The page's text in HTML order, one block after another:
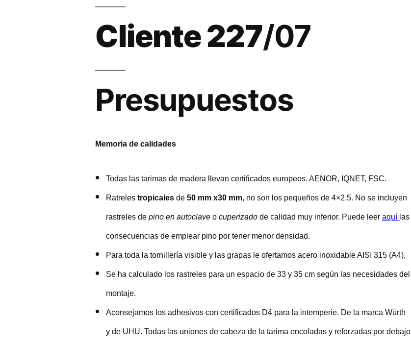
Cliente 227/07
Presupuestos
Memoria de calidades
Todas las tarimas de madera llevan certificados europeos. AENOR, IQNET, FSC.
Ratrelestropicales de50 mm x30 mm, no son los pequeños de 4×2,5. No se incluyen
rastreles depino en autoclave ocuperizado de calidad muy inferior. Puede leeraquí las
consecuencias de emplear pino por tener menor densidad.
Para toda la tornillería visible y las grapas le ofertamos acero inoxidable AISI 315 (A4),
Se ha calculado los rastreles para un espacio de 33 y 35 cm según las necesidades del
montaje.
Aconsejamos los adhesivos con certificados D4 para la intemperie. De la marca Würth
y de UHU. Todas las uniones de cabeza de la tarima encoladas y reforzadas por debajo